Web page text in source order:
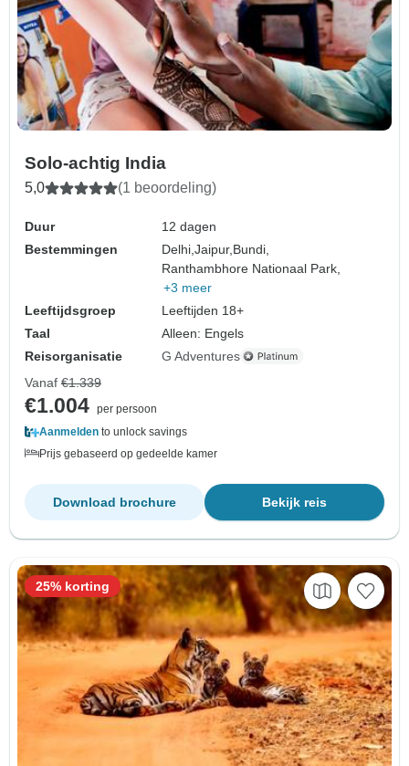
Solo-achtig India
5,0 (1 beoordeling)
Duur
12 dagen
Bestemmingen
Delhi,Jaipur, Bundi,
Ranthambhore Nationaal Park,
+3 meer
Leeftijdsgroep
Leeftijden 18+
Taal
Alleen: Engels
Reisorganisatie
G Adventures
Vanaf €1.339
€1.004 per persoon
Aanmelden to unlock savings
Prijs gebaseerd op gedeelde kamer
Bekijk reis
Download brochure
25% korting